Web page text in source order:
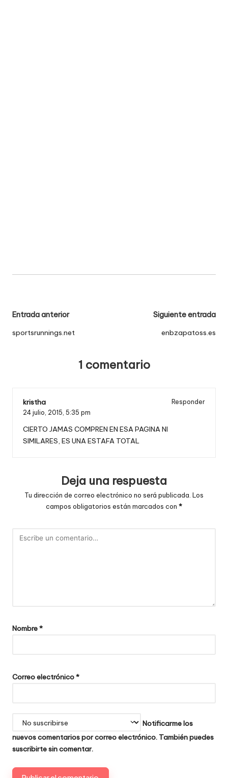
Navegación
de
Entrada anterior
sportsrunnings.net
Siguiente entrada
enbzapatoss.es
1 comentario
kristha
Responder
24 julio, 2015, 5:35 pm
CIERTO JAMAS COMPREN EN ESA PAGINA NI
SIMILARES, ES UNA ESTAFA TOTAL
Deja una respuesta
Tu dirección de correo electrónico no será publicada. Los
campos obligatorios están marcados con *
Nombre*
Correo electrónico*
Notificarme los
nuevos comentarios por correo electrónico. También puedes
suscribirtesin comentar.